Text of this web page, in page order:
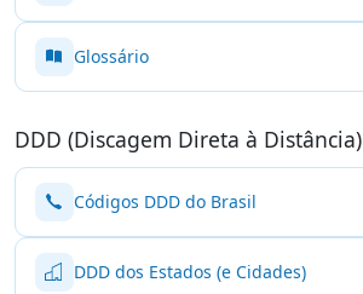
Glossário
DDD (Discagem Direta à Distância)
Códigos DDD do Brasil
DDD dos Estados (e Cidades)